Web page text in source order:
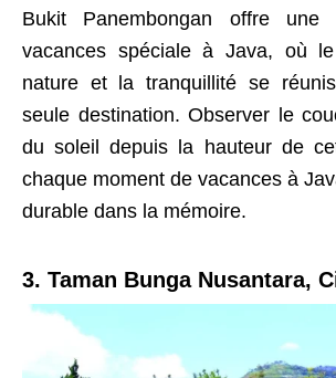
Bukit Panembongan offre une
vacances spéciale à Java, où
nature et la tranquillité se
seule destination. Observer le
du soleil depuis la hauteur de
chaque moment de vacances à
durable dans la mémoire.
3. Taman Bunga Nusantara,